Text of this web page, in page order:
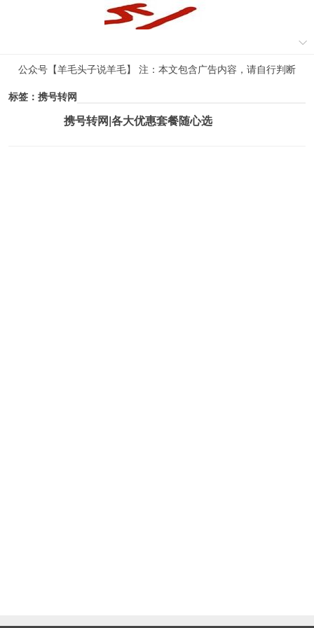
公众号【羊毛头子说羊毛】 注：本文包含广告内容，请自行判断
标签：携号转网
携号转网|各大优惠套餐随心选